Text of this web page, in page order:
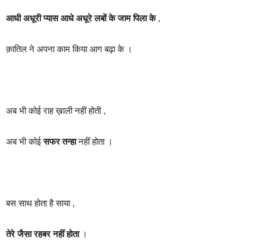
आधी अधूरी प्यास आधे अधूरे लबों के जाम पिला के,
क़ातिल ने अपना काम किया आग बढ़ा के ।
अब भी कोई राह ख़ाली नहीं होती ,
अब भी कोईसफर तन्हानहीं होता ।
बस साथ होता है साया ,
तेरे जैसा रहबर नहीं होता।